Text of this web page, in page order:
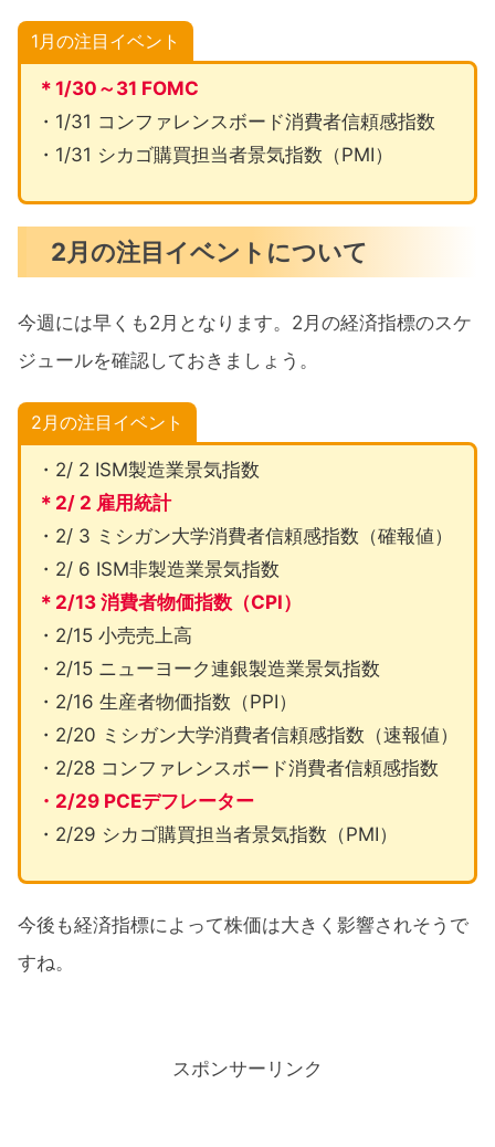
1月の注目イベント
＊1/30～31 FOMC
・1/31 コンファレンスボード消費者信頼感指数
・1/31 シカゴ購買担当者景気指数（PMI）
2月の注目イベントについて
今週には早くも2月となります。2月の経済指標のスケ
ジュールを確認しておきましょう。
2月の注目イベント
・2/ 2 ISM製造業景気指数
＊2/ 2 雇用統計
・2/ 3 ミシガン大学消費者信頼感指数（確報値）
・2/ 6 ISM非製造業景気指数
＊2/13 消費者物価指数（CPI）
・2/15 小売売上高
・2/15 ニューヨーク連銀製造業景気指数
・2/16 生産者物価指数（PPI）
・2/20 ミシガン大学消費者信頼感指数（速報値）
・2/28 コンファレンスボード消費者信頼感指数
・2/29 PCEデフレーター
・2/29 シカゴ購買担当者景気指数（PMI）
今後も経済指標によって株価は大きく影響されそうで
すね。
スポンサーリンク